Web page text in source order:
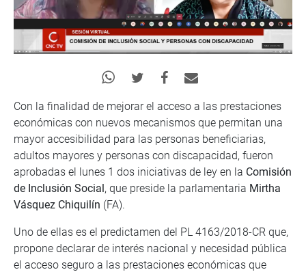
Con la finalidad de mejorar el acceso a las prestaciones
económicas con nuevos mecanismos que permitan una
mayor accesibilidad para las personas beneficiarias,
adultos mayores y personas con discapacidad, fueron
aprobadas el lunes 1 dos iniciativas de ley en la Comisión
de Inclusión Social, que preside la parlamentaria Mirtha
Vásquez Chiquilín (FA).
Uno de ellas es el predictamen del PL 4163/2018-CR que,
propone declarar de interés nacional y necesidad pública
el acceso seguro a las prestaciones económicas que